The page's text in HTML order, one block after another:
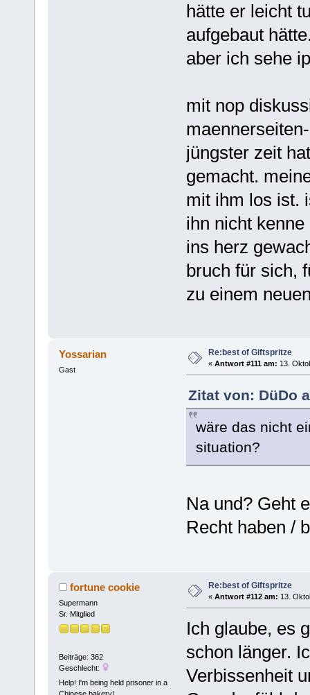
hätte er leicht
aufgebaut
aber ich sehe
mit nop
jüngster zeit
gemacht.
mit ihm los ist.
ihn nicht
ins herz
bruch für sich,
zu einem
Yossarian
Gast
Re:best of Giftspritze
« Antwort #111 am: 13.
Zitat von: DüDo
wäre das nicht
situation?
Na und? Geht
Recht haben /
fortune cookie
Supermann
Sr. Mitglied
Beiträge: 362
Geschlecht:
Help! I'm being held prisoner in a
Re:best of Giftspritze
« Antwort #112 am: 13.
Ich glaube, es
schon länger.
Verbissenheit